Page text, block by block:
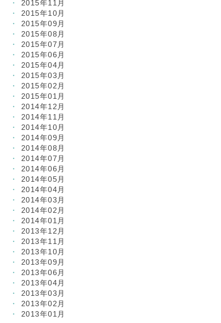
2015年11月
2015年10月
2015年09月
2015年08月
2015年07月
2015年06月
2015年04月
2015年03月
2015年02月
2015年01月
2014年12月
2014年11月
2014年10月
2014年09月
2014年08月
2014年07月
2014年06月
2014年05月
2014年04月
2014年03月
2014年02月
2014年01月
2013年12月
2013年11月
2013年10月
2013年09月
2013年06月
2013年04月
2013年03月
2013年02月
2013年01月